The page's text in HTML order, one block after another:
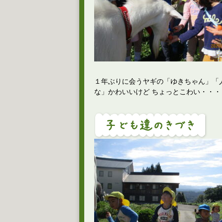
１年ぶりに会うヤギの「ゆきちゃん」「
な」かわいいけど ちょっとこわい・・・